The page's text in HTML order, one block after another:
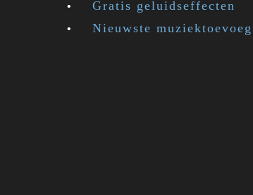
Gratis geluidseffecten
Nieuwste